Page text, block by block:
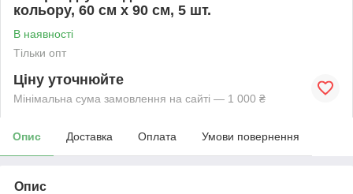
кольору, 60 см х 90 см, 5 шт.
В наявності
Тільки опт
Ціну уточнюйте
Мінімальна сума замовлення на сайті — 1 000 ₴
Опис Доставка Оплата Умови повернення
Опис